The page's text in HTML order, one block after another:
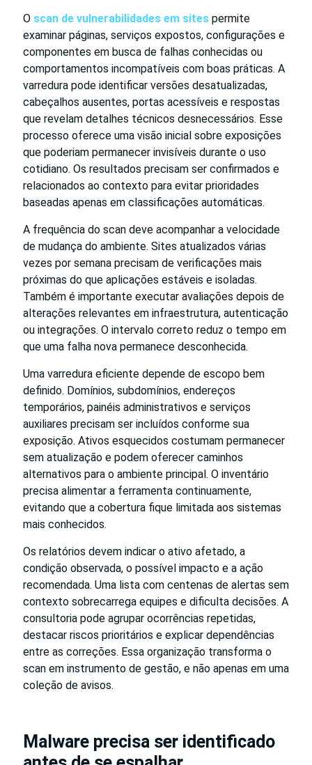
O scan de vulnerabilidades em sites permite
examinar páginas, serviços expostos, configurações e
componentes em busca de falhas conhecidas ou
comportamentos incompatíveis com boas práticas. A
varredura pode identificar versões desatualizadas,
cabeçalhos ausentes, portas acessíveis e respostas
que revelam detalhes técnicos desnecessários. Esse
processo oferece uma visão inicial sobre exposições
que poderiam permanecer invisíveis durante o uso
cotidiano. Os resultados precisam ser confirmados e
relacionados ao contexto para evitar prioridades
baseadas apenas em classificações automáticas.
A frequência do scan deve acompanhar a velocidade
de mudança do ambiente. Sites atualizados várias
vezes por semana precisam de verificações mais
próximas do que aplicações estáveis e isoladas.
Também é importante executar avaliações depois de
alterações relevantes em infraestrutura, autenticação
ou integrações. O intervalo correto reduz o tempo em
que uma falha nova permanece desconhecida.
Uma varredura eficiente depende de escopo bem
definido. Domínios, subdomínios, endereços
temporários, painéis administrativos e serviços
auxiliares precisam ser incluídos conforme sua
exposição. Ativos esquecidos costumam permanecer
sem atualização e podem oferecer caminhos
alternativos para o ambiente principal. O inventário
precisa alimentar a ferramenta continuamente,
evitando que a cobertura fique limitada aos sistemas
mais conhecidos.
Os relatórios devem indicar o ativo afetado, a
condição observada, o possível impacto e a ação
recomendada. Uma lista com centenas de alertas sem
contexto sobrecarrega equipes e dificulta decisões. A
consultoria pode agrupar ocorrências repetidas,
destacar riscos prioritários e explicar dependências
entre as correções. Essa organização transforma o
scan em instrumento de gestão, e não apenas em uma
coleção de avisos.
Malware precisa ser identificado